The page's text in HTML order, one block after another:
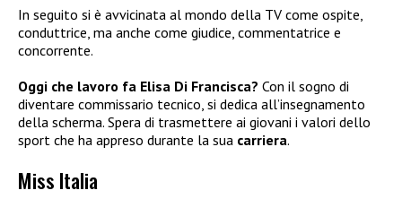
In seguito si è avvicinata al mondo della TV come ospite,
conduttrice, ma anche come giudice, commentatrice e
concorrente.
Oggi che lavoro fa Elisa Di Francisca? Con il sogno di
diventare commissario tecnico, si dedica all’insegnamento
della scherma. Spera di trasmettere ai giovani i valori dello
sport che ha appreso durante la sua carriera.
Miss Italia